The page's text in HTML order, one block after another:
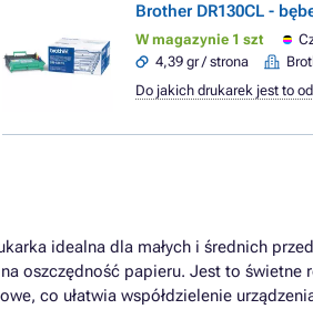
Brother DR130CL -
W magazynie 1 szt
4,39 gr / strona
Do jakich drukarek jest to
idealna dla małych i średnich
oszczędność papieru. Jest to
co ułatwia współdzielenie